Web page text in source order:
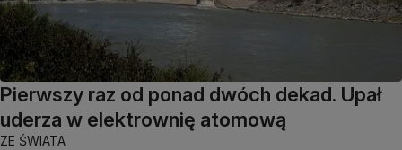
Pierwszy raz od ponad dwóch dekad. Upał
uderza w elektrownię atomową
ZE ŚWIATA